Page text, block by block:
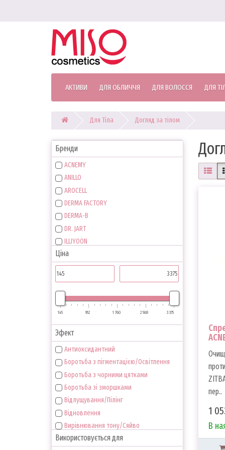
АКТИВИ ДЛЯ ОБЛИЧЧЯ ДЛЯ ВОЛОССЯ ДЛЯ
Для Тіла Догляд за тілом
Бренди
ACNEMY
ANILLO
AROCELL
DERMA FACTORY
DERMA-B
DR. JART
ILLIYOON
ISOV SOREX
KOY
MEDI-PEEL
MISSHA
ROUND LAB
SENSILIS
THE SAEM
TREE HUT
USOBEBE
USOLAB
Ціна
145 952 1 760 2 568 3 375
Эфект
Антиоксидантний
Боротьба з пігментацією/Освітлення
Боротьба з чорними цятками
Боротьба зі зморшками
Відлущування/Пілінг
Відновлення
Вирівнювання тону/Сяйво
Живлення
Використовується для
пер..
1
В